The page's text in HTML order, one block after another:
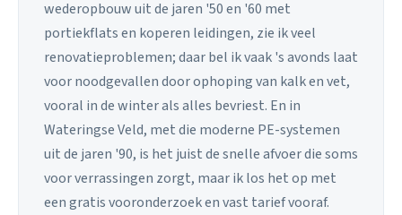
wederopbouw uit de jaren '50 en '60 met
portiekflats en koperen leidingen, zie ik veel
renovatieproblemen; daar bel ik vaak 's avonds laat
voor noodgevallen door ophoping van kalk en vet,
vooral in de winter als alles bevriest. En in
Wateringse Veld, met die moderne PE-systemen
uit de jaren '90, is het juist de snelle afvoer die soms
voor verrassingen zorgt, maar ik los het op met
een gratis vooronderzoek en vast tarief vooraf.